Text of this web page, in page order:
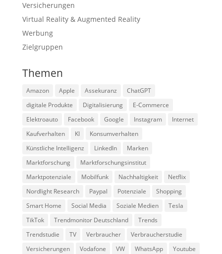
Versicherungen
Virtual Reality & Augmented Reality
Werbung
Zielgruppen
Themen
Amazon Apple Assekuranz
ChatGPT
digitale Produkte
Digitalisierung
E-Commerce
Elektroauto
Facebook Google Instagram
Internet
Kaufverhalten
KI
Konsumverhalten
Künstliche Intelligenz
LinkedIn
Marken
Marktforschung
Marktforschungsinstitut
Marktpotenziale
Mobilfunk Nachhaltigkeit
Netflix
Nordlight Research
Paypal Potenziale
Shopping
Smart Home
Social Media Soziale Medien
Tesla
TikTok
Trendmonitor Deutschland
Trends
Trendstudie
TV Verbraucher
Verbraucherstudie
Versicherungen
Vodafone VW WhatsApp
Youtube